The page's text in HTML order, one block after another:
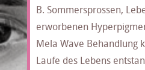
B. Sommersprossen,
erworbenen
Mela Wave Behandlung
Laufe des Lebens